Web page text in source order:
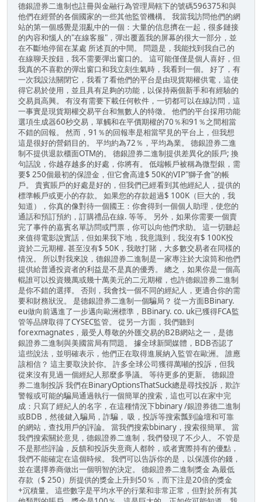
德銀證券二進制也註冊與金融行為管理局轄下的號碼596375和與
他們在經營的各個國家的一些其他監管機構。 我當我訪問他們的網
站的第一個感覺是混亂中的一個：大量的信息擠在一起，很多鏈接
的內容和惱人的"在線客服"，彈出覆蓋我的屏幕的很大一部分，並
在不斷地停留在某處 所述頁的中間。 問題是，我能找到我自己的
在線聊天按鈕，我不需要彈出窗口的。 這可能僅僅是個人喜好，但
我真的不喜歡的彈出窗口和我立刻生氣時，我看到一個。 好了，有
一次我設法關閉它，我看了看他們的平台是由現貨期權供電，這使
得它易於使用，並且具有足夠的功能，以保持兩個新手和有經驗的
交易員高興。 有沒有需要下載任何軟件，一切都可以在線訪問，這
一事實是現貨期權交易平台和無數人的特徵。 他們的平台採用功能
選項生成器60秒交易，單觸和在平價期權的70％和91％之間相當
不錯的回報。 然而，91％的回報率是相當罕見的平台上，但我想
這是很好的營銷目的。 平均約為72％，平均為業。 德銀證券二進
制不提供退款櫃面OTM的。 德銀證券二進制提供差異化的賬戶; 換
句話說，你越存越多的好處，你將有。 低端帳戶被稱為微型銀，需
要$ 250個最初的保證金，但它會高達$ 50K的VIP"獅子會"的帳
戶。 貴賓賬戶的好處是好的，但我們已經看到其他經紀人，提供的
標準帳戶或更小的存款。 如果您的存款超過$ 100K（巨大的，我
知道），你真的像對待一個國王：你會得到一個個人助理，使您的
通話和預訂預約，訂購禮品在線. 等等。 另外，如果你需要一個賣
完了事件的嘉賓名單訪問或門票，你可以向他們求助。 這一切聽起
來值得電影說實話，但如果我下地，我意識到，我沒有$ 100K投
資於二元期權. 甚至沒有$ 50K，我敢打賭，大多數交易者在同樣的
情況。 所以對我來說，德銀證券二進制是一家專注於大滾筒和他們
提供給普通投資者的利益是不是真的優秀。 總之，如果你是一個高
輥誰可以投資幾萬或幾十萬美元的二元期權，也許德銀證券二進制
是你不錯的選擇。 否則，我會找一個不同的經紀人，更適合你的需
要和財務狀況。 是德銀證券二進制一個騙局？ 從一方面BBinary.
eu做向前邁進了一步邁向歐洲標準，BBinary. co. uk已獲得FCA監
管等品牌取得了CYSEC監管。 從另一方面，我們聽到
forexmagnates，最受人尊敬的外匯交易的B2B網站之一，是德
銀證券二進制與美國當局有問題。 據全球新聞媒體，BDB否認了
這些說法，並明確表示，他們正在取得進展納入監管在歐洲。 誰應
該相信？ 這主要取決於你。 許多全球公司獲得萬噸的投訴，但我
從來沒有見過一個經紀人那麼多爭議。 等待更多的更新。 德銀證
券二進制投訴 我們在BinaryOptionsThatSuck總是尋找投訴，欺詐
警報或可能的騙局通過執行一個簡單的搜索，這也可以在家中完
成：只寫了經紀人的名字，在這種情況下bbinary /銀證券德二進制
或BDB，然後鍵入騙局，詐騙， 吸，投訴等搜索瓢到論壇和可靠
的網站，查找用戶的評論。 當我們搜索bbinary，搜索很簡單。 當
我們搜索關於意見，德銀證券二進制，我們發現了不少人。 不管是
不是那些評論，反饋和投訴失意商人都幹，或者實際持有的優點，
我們不能確定在這個時候。 我們可以告訴你的是，以保護你的錢，
並在選擇券商做出一個明智的決定。 德銀證券二進制獎金 為最低
存款（$ 250）所提供的獎金上升到50％，而下注是20倍的獎金
+沉積量。 這些數字是平均水平的行業和非常正常，但對於所有其